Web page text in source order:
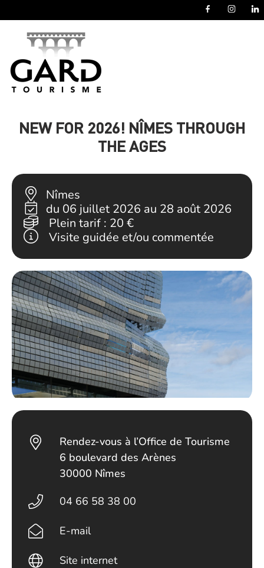
NEW FOR 2026! NÎMES THROUGH
THE AGES
Nîmes
du 06 juillet 2026 au 28 août 2026
Plein tarif : 20 €
Visite guidée et/ou commentée
Rendez-vous à l’Office de Tourisme
6 boulevard des Arènes
30000 Nîmes
04 66 58 38 00
E-mail
Site internet